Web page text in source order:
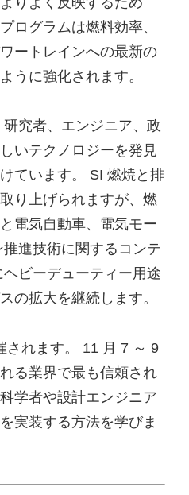
ログラムは燃料効率、
ートレインへの最新の
うに強化されます。
究者、エンジニア、政
いテクノロジーを発見
ています。 SI 燃焼と排
り上げられますが、燃
電気自動車、電気モー
進技術に関するコンテ
ビーデューティー用途
の拡大を継続します。
されます。 11 月 7 ～ 9
る業界で最も信頼され
学者や設計エンジニア
実装する方法を学びま